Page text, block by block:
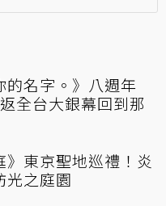
的名字。》八週年
全台大銀幕回到那
》東京聖地巡禮！炎
光之庭園